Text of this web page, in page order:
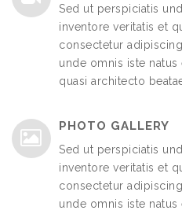
Sed ut perspiciatis
inventore veritatis et
consectetur
unde omnis iste
quasi architecto
PHOTO GALLERY
Sed ut perspiciatis
inventore veritatis et
consectetur
unde omnis iste